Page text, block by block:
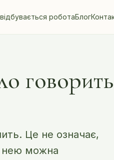
роботаБлог
Це не означає,
нею можна